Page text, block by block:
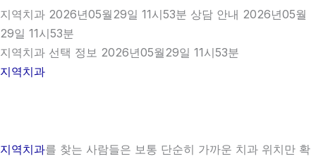
지역치과 2026년05월29일 11시53분 상담 안내 2026년05월
29일 11시53분
지역치과 선택 정보 2026년05월29일 11시53분
지역치과
지역치과를 찾는 사람들은 보통 단순히 가까운 치과 위치만 확